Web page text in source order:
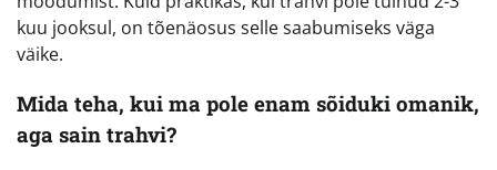
kuu jooksul, on tõenäosus selle saabumiseks väga
väike.
Mida teha, kui ma pole enam sõiduki omanik,
aga sain trahvi?